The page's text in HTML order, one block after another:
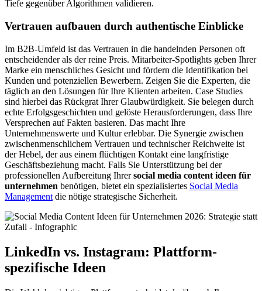
Tiefe gegenüber Algorithmen validieren.
Vertrauen aufbauen durch authentische Einblicke
Im B2B-Umfeld ist das Vertrauen in die handelnden Personen oft
entscheidender als der reine Preis. Mitarbeiter-Spotlights geben Ihrer
Marke ein menschliches Gesicht und fördern die Identifikation bei
Kunden und potenziellen Bewerbern. Zeigen Sie die Experten, die
täglich an den Lösungen für Ihre Klienten arbeiten. Case Studies
sind hierbei das Rückgrat Ihrer Glaubwürdigkeit. Sie belegen durch
echte Erfolgsgeschichten und gelöste Herausforderungen, dass Ihre
Versprechen auf Fakten basieren. Das macht Ihre
Unternehmenswerte und Kultur erlebbar. Die Synergie zwischen
zwischenmenschlichem Vertrauen und technischer Reichweite ist
der Hebel, der aus einem flüchtigen Kontakt eine langfristige
Geschäftsbeziehung macht. Falls Sie Unterstützung bei der
professionellen Aufbereitung Ihrersocial media content ideen für
unternehmen benötigen, bietet ein spezialisiertes Social Media
Management die nötige strategische Sicherheit.
LinkedIn vs. Instagram: Plattform-
spezifische Ideen